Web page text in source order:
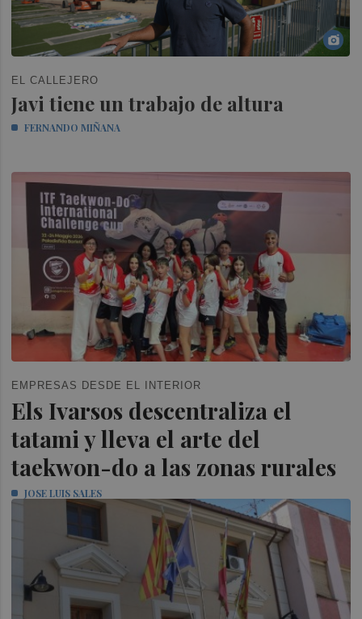
EL CALLEJERO
Javi tiene un trabajo de altura
FERNANDO MIÑANA
EMPRESAS DESDE EL INTERIOR
Els Ivarsos descentraliza el
tatami y lleva el arte del
taekwon-do a las zonas rurales
JOSE LUIS SALES